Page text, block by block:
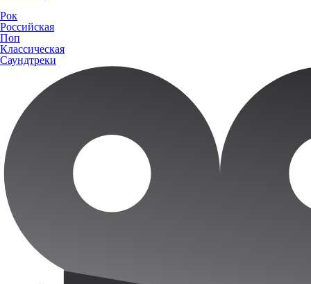
Рок
Российская
Поп
Классическая
Саундтреки